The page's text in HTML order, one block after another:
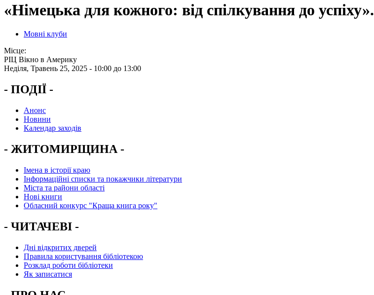
«Німецька для кожного: від спілкування до успіху».
Мовні клуби
Місце:
РІЦ Вікно в Америку
Неділя, Травень 25, 2025 - 10:00 до 13:00
- ПОДІЇ -
Анонс
Новини
Календар заходів
- ЖИТОМИРЩИНА -
Імена в історії краю
Інформаційні списки та покажчики літератури
Міста та райони області
Нові книги
Обласний конкурс "Краща книга року"
- ЧИТАЧЕВІ -
Дні відкритих дверей
Правила користування бібліотекою
Розклад роботи бібліотеки
Як записатися